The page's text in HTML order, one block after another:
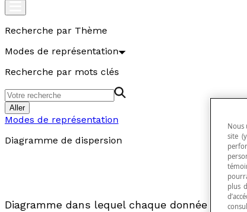
Recherche par Thème
Modes de représentation
Recherche par mots clés
Aller
Modes de représentation
Diagramme de dispersion
Diagramme dans lequel chaque donnée d'une
Nous
site
plus